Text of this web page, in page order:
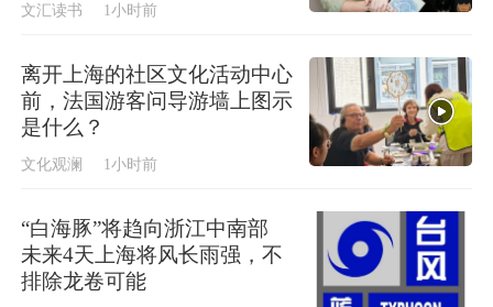
文汇读书 1小时前
离开上海的社区文化活动中心
前，法国游客问导游墙上图示
是什么？
文化观澜 1小时前
“白海豚”将趋向浙江中南部
未来4天上海将风长雨强，不
排除龙卷可能